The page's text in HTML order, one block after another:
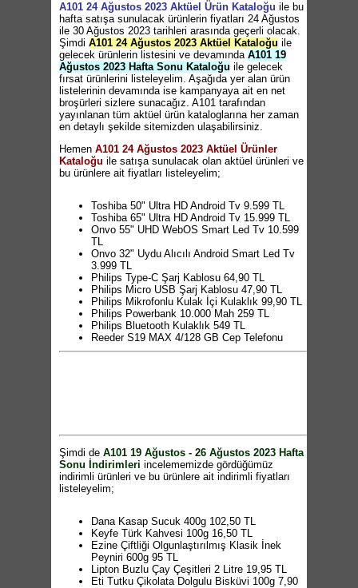
A101 24 Ağustos 2023 Aktüel Ürün Kataloğu ile bu
hafta satışa sunulacak ürünlerin fiyatları 24 Ağustos
ile 30 Ağustos 2023 tarihleri arasında geçerli olacak.
Şimdi A101 24 Ağustos 2023 Aktüel Kataloğu ile
gelecek ürünlerin listesini ve devamında A101 19
Ağustos 2023 Hafta Sonu Kataloğu ile gelecek
fırsat ürünlerini listeleyelim. Aşağıda yer alan ürün
listelerinin devamında ise kampanyaya ait en net
broşürleri sizlere sunacağız. A101 tarafından
yayınlanan tüm aktüel ürün kataloglarına her zaman
en detaylı şekilde sitemizden ulaşabilirsiniz.
Hemen A101 24 Ağustos 2023 Aktüel Ürünler
Kataloğu ile satışa sunulacak olan aktüel ürünleri ve
bu ürünlere ait fiyatları listeleyelim;
Toshiba 50" Ultra HD Android Tv 9.599 TL
Toshiba 65" Ultra HD Android Tv 15.999 TL
Onvo 55" UHD WebOS Smart Led Tv 10.599
TL
Onvo 32" Uydu Alıcılı Android Smart Led Tv
3.999 TL
Philips Type-C Şarj Kablosu 64,90 TL
Philips Micro USB Şarj Kablosu 47,90 TL
Philips Mikrofonlu Kulak İçi Kulaklık 99,90 TL
Philips Powerbank 10.000 Mah 259 TL
Philips Bluetooth Kulaklık 549 TL
Reeder S19 MAX 4/128 GB Cep Telefonu
3.199 TL
Kiwi KC 8203 Şarjlı Gıda Doğrayıcı 249 TL
Kiwi KMO 4243 Mikrodalga Fırın 1.599 TL
Kiwi KCM 7510 Elektrikli Cezve 159 TL
Kiwi KBS 1031 Banyo Baskülü 189 TL
Arzum AR1111 Starry El Blender Seti 729 TL
Kiwi KSI6316 Seyahat Ütüsü 399 TL
Aprilla AHC 5035 Profesyonel Şarjlı Saç
Kesme Makinesi 349 TL
Nero Midi Set 139 TL
Su Bardağı 300ml 10,90 TL
Paşabahçe Iconic Kase 21,50 TL
Sızdırmaz Cam Yağlık 19,90 TL
Şimdi de A101 19 Ağustos - 26 Ağustos 2023 Hafta
Sonu İndirimleri incelememizde gördüğümüz
indirimli ürünleri ve bu ürünlere ait indirimli fiyatları
listeleyelim;
Dana Kasap Sucuk 400g 102,50 TL
Keyfe Türk Kahvesi 100g 16,50 TL
Ezine Çiftliği Olgunlaştırılmış Klasik İnek
Peyniri 600g 95 TL
Lipton Buzlu Çay Çeşitleri 2 Litre 19,95 TL
Eti Tutku Çikolata Dolgulu Bisküvi 100g 7,90